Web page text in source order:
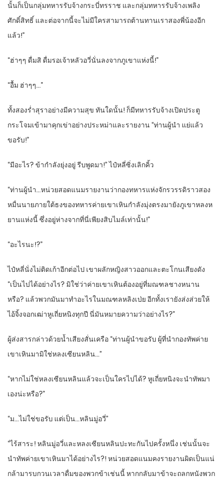
นั้นก็เป็นกลุ่มทหารรับจ้างกระบี่ทรราช และกลุ่มทหารรับจ้างเพลิง
ศักดิ์สิทธิ์ และต่อจากนี้จะไม่มีใครสามารถต้านทานเราสองพี่น้องอีก
แล้ว!”
“ฮ่าๆๆ ดื่มสิ ดื่มรอเจ้าหลัวอวี่นั่นลงจากภูเขาแห่งนี้!”
“อื้ม ฮ่าๆๆ…”
ทั้งสองร่ำสุราอย่างมีความสุข ทันใดนั้น! ก็มีทหารรับจ้างเปิดประตู
กระโจมเข้ามาคุกเข่าอย่างประหม่าและรายงาน “ท่านผู้นำ แย่แล้ว
ขอรับ!”
“มีอะไร? ข้ากำลังยุ่งอยู่ รีบพูดมา!” ไป๋หลี่ซิ่งเลิกคิ้ว
“ท่านผู้นำ…หน่วยสอดแนมรายงานว่ากองทหารแห่งจักรวรรดิราวสอง
หมื่นนายภายใต้ธงของทหารค่ายเขาเหินกำลังมุ่งตรงมายังภูเขาหลงห
ยานแห่งนี้ ซึ่งอยู่ห่างจากที่นี่เพียงสิบไมล์เท่านั้น!”
“อะไรนะ!?”
ไป๋หลี่นั่งไม่ติดเก้าอีกต่อไป เขาผลักหญิงสาวออกและตะโกนเสียงดัง
“เป็นไปได้อย่างไร? มิใช่ว่าค่ายเขาเหินต้องอยู่ที่มณฑลชางหนาน
หรือ? แล้วพวกมันมาทำอะไรในมณฑลหลิงเป่ย อีกทั้งเรายังส่งส่วยให้
ไอ้จิ้งจอกเฒ่าหูเถี่ยหนิงทุกปี นี่มันหมายความว่าอย่างไร?”
ผู้ส่งสารกล่าวด้วยน้ำเสียงสั่นเครือ “ท่านผู้นำขอรับ ผู้ที่นำกองทัพค่าย
เขาเหินมามิใช่หลงเซียนหลิน…”
“หากไม่ใช่หลงเซียนหลินแล้วจะเป็นใครไปได้? หูเถี่ยหนิงจะนำทัพมา
เองน่ะหรือ?”
“ม…ไม่ใช่ขอรับ แต่เป็น…หลินมู่อวี่”
“ไร้สาระ! หลินมู่อวี่และหลงเซียนหลินปะทะกันไปครั้งหนึ่ง เช่นนั้นจะ
นำทัพค่ายเขาเหินมาได้อย่างไร?! หน่วยสอดแนมคงรายงานผิดเป็นแน่
กล้ามารบกวนเวลาดื่มของพวกข้าเช่นนี้ หากกลับมาข้าจะถลกหนังพวก